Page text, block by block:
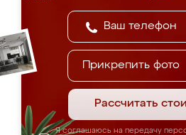
Прикрепить фото
Рассчитать
Я соглашаюсь на передачу